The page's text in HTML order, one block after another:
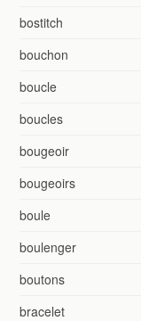
bostitch
bouchon
boucle
boucles
bougeoir
bougeoirs
boule
boulenger
boutons
bracelet